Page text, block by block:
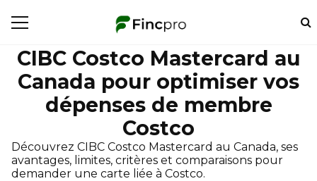
CIBC Costco Mastercard au
Canada pour optimiser vos
dépenses de membre
Costco
Découvrez CIBC Costco Mastercard au Canada, ses
avantages, limites, critères et comparaisons pour
demander une carte liée à Costco.